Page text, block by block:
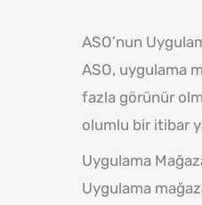
ASO’nun
ASO, uygulama
fazla görünür
olumlu bir itibar
Uygulama
Uygulama